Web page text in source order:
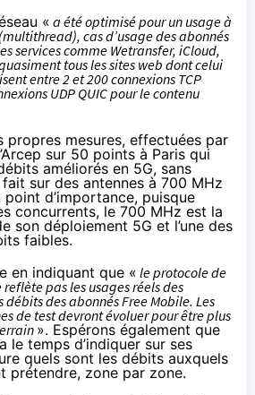
«a été optimisé pour un usage à
cas d’usage des abonnés
services comme Wetransfer, iCloud,
tous les sites web dont celui
entre 2 et 200 connexions TCP
UDP QUIC pour le contenu
propres mesures, effectuées par
sur 50 points à Paris qui
améliorés en 5G, sans
sur des antennes à 700 MHz
d’importance, puisque
concurrents, le 700 MHz est la
son déploiement 5G et l’une des
faibles.
en indiquant que « le protocole de
reflète pas les usages réels des
des abonnés Free Mobile. Les
de test devront évoluer pour être plus
». Espérons également que
le temps d’indiquer sur ses
quels sont les débits auxquels
prétendre, zone par zone.